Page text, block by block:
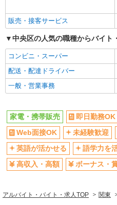
日払い
10時～勤務OK
ネイルOK
車通勤OK
交通費支給
入社祝い金あり
制服貸与
同じ職種から求人を探す
販売・接
家電・携帯販売
未経験歓迎
販売・接客サービス
中央区の人気の職種からバイト
コンビニ・スーパー
配送・配達ドライバー
一般・営業事務
家電・携帯販売 即日勤務OK
Web面接OK
未経験歓迎
英語が活かせる
語学力を
高収入・高額
ボーナス・
アルバイト・バイト・求人TOP 関東